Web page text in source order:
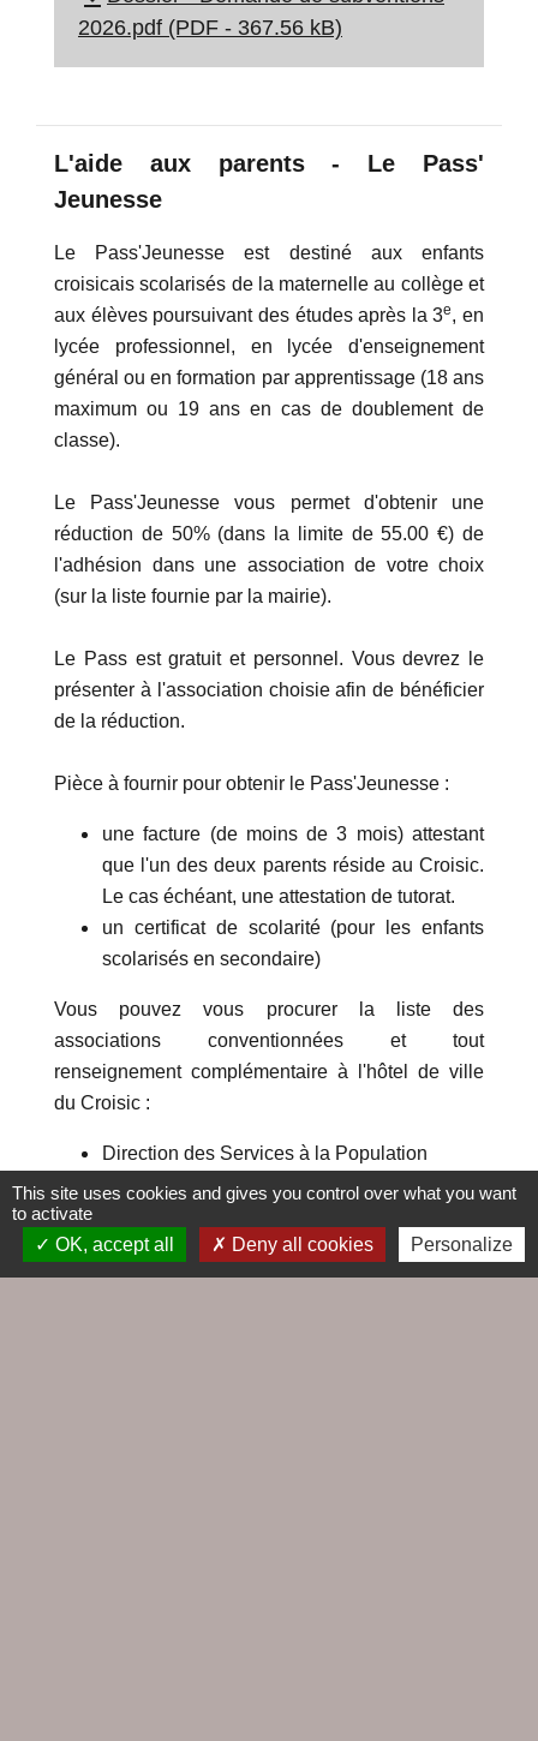
2026.pdf (PDF - 367.56 kB)
L'aide aux parents - Le Pass'
Jeunesse
Le Pass'Jeunesse est destiné aux enfants
croisicais scolarisés de la maternelle au collège et
aux élèves poursuivant des études après la 3e, en
lycée professionnel, en lycée d'enseignement
général ou en formation par apprentissage (18 ans
maximum ou 19 ans en cas de doublement de
classe).
Le Pass'Jeunesse vous permet d'obtenir une
réduction de 50% (dans la limite de 55.00 €) de
l'adhésion dans une association de votre choix
(sur la liste fournie par la mairie).
Le Pass est gratuit et personnel. Vous devrez le
présenter à l'association choisie afin de bénéficier
de la réduction.
Pièce à fournir pour obtenir le Pass'Jeunesse :
une facture (de moins de 3 mois) attestant
que l'un des deux parents réside au Croisic.
Le cas échéant, une attestation de tutorat.
un certificat de scolarité (pour les enfants
scolarisés en secondaire)
Vous pouvez vous procurer la liste des
associations conventionnées et tout
renseignement complémentaire à l'hôtel de ville
du Croisic :
Direction des Services à la Population
Pôle Jeunesse & Sports
This site uses cookies and gives you control over what you want
to activate
OK, accept all
Deny all cookies Personalize